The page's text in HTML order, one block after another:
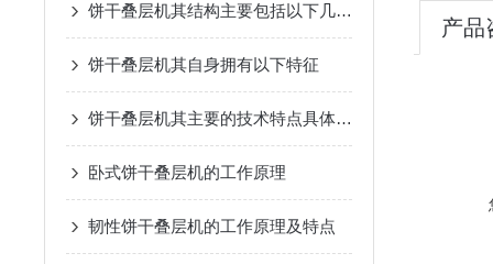
饼干叠层机其结构主要包括以下几个部分
饼干叠层机其自身拥有以下特征
饼干叠层机其主要的技术特点具体如下
卧式饼干叠层机的工作原理
韧性饼干叠层机的工作原理及特点
产品